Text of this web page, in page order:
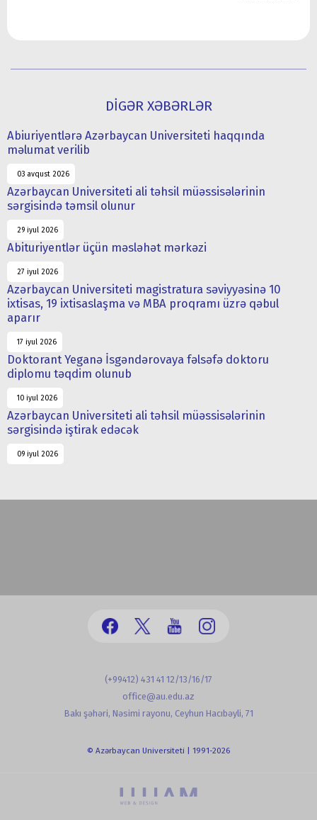
DİGƏR XƏBƏRLƏR
Abiuriyentlərə Azərbaycan Universiteti haqqında
məlumat verilib
03 avqust 2026
Azərbaycan Universiteti ali təhsil müəssisələrinin
sərgisində təmsil olunur
29 iyul 2026
Abituriyentlər üçün məsləhət mərkəzi
27 iyul 2026
Azərbaycan Universiteti magistratura səviyyəsinə 10
ixtisas, 19 ixtisaslaşma və MBA proqramı üzrə qəbul
aparır
17 iyul 2026
Doktorant Yeganə İsgəndərovaya fəlsəfə doktoru
diplomu təqdim olunub
10 iyul 2026
Azərbaycan Universiteti ali təhsil müəssisələrinin
sərgisində iştirak edəcək
09 iyul 2026
(+99412) 431 41 12/13/16/17
office@au.edu.az
Bakı şəhəri, Nəsimi rayonu, Ceyhun Hacıbəyli, 71
© Azərbaycan Universiteti | 1991-2026
powered by